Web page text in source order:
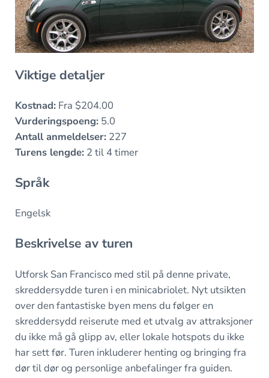
Viktige detaljer
Kostnad:Fra $204.00
Vurderingspoeng:5.0
Antall anmeldelser:227
Turens lengde:2 til 4 timer
Språk
Engelsk
Beskrivelse av turen
Utforsk San Francisco med stil på denne private,
skreddersydde turen i en minicabriolet. Nyt utsikten
over den fantastiske byen mens du følger en
skreddersydd reiserute med et utvalg av attraksjoner
du ikke må gå glipp av, eller lokale hotspots du ikke
har sett før. Turen inkluderer henting og bringing fra
dør til dør og personlige anbefalinger fra guiden.